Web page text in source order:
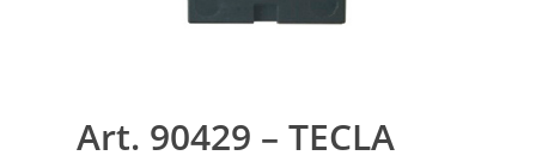
Art. 90429 – TECLA